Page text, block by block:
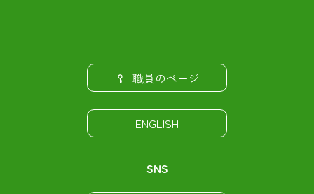
職員のページ
ENGLISH
SNS